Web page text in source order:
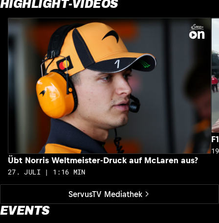
HIGHLIGHT-VIDEOS
ServusTV Mediathek
Übt Norris Weltmeister-Druck auf McLaren aus?
27. JULI | 1:16 MIN
EVENTS